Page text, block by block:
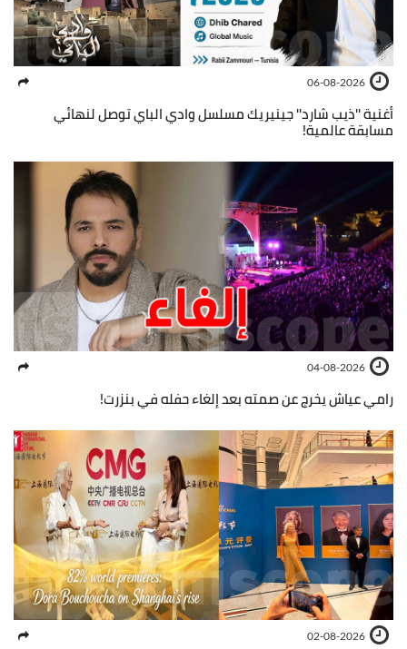
06-08-2026
أغنية ''ذيب شارد'' جينيريك مسلسل وادي الباي توصل لنهائي
مسابقة عالمية!
04-08-2026
رامي عياش يخرج عن صمته بعد إلغاء حفله في بنزرت!
02-08-2026